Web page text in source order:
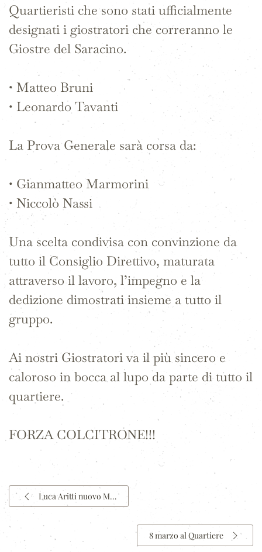
Quartieristi che sono stati ufficialmente
designati i giostratori che correranno le
Giostre del Saracino.
• Matteo Bruni
• Leonardo Tavanti
La Prova Generale sarà corsa da:
• Gianmatteo Marmorini
• Niccolò Nassi
Una scelta condivisa con convinzione da
tutto il Consiglio Direttivo, maturata
attraverso il lavoro, l’impegno e la
dedizione dimostrati insieme a tutto il
gruppo.
Ai nostri Giostratori va il più sincero e
caloroso in bocca al lupo da parte di tutto il
quartiere.
FORZA COLCITRONE!!!
Luca Aritti nuovo M…
8 marzo al Quartiere